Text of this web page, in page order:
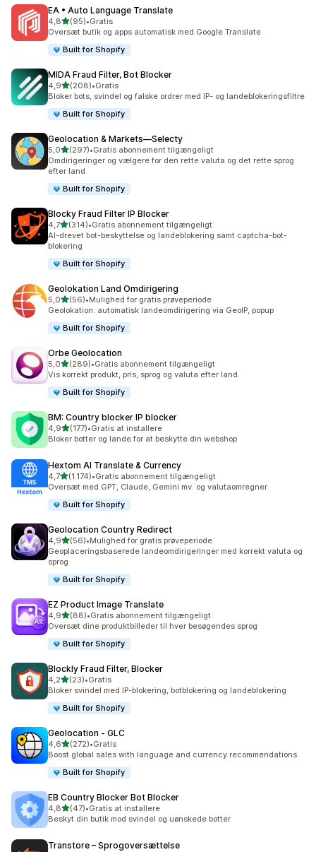
EA • Auto Language Translate
4,8ud af 5 stjerner
(95)
95 anmeldelser i alt
•Gratis
Oversæt butik og apps automatisk med Google Translate
Built for Shopify
MIDA Fraud Filter, Bot Blocker
4,9ud af 5 stjerner
(208)
208 anmeldelser i alt
•Gratis
Bloker bots, svindel og falske ordrer med IP- og landeblokeringsfiltre
Built for Shopify
Geolocation & Markets—Selecty
5,0ud af 5 stjerner
(297)
297 anmeldelser i alt
•Gratis abonnement tilgængeligt
Omdirigeringer og vælgere for den rette valuta og det rette sprog
efter land
Built for Shopify
Blocky Fraud Filter IP Blocker
4,7ud af 5 stjerner
(314)
314 anmeldelser i alt
•Gratis abonnement tilgængeligt
AI-drevet bot-beskyttelse og landeblokering samt captcha-bot-
blokering
Built for Shopify
Geolokation Land Omdirigering
5,0ud af 5 stjerner
(56)
56 anmeldelser i alt
•Mulighed for gratis prøveperiode
Geolokation: automatisk landeomdirigering via GeoIP, popup
Built for Shopify
Orbe Geolocation
5,0ud af 5 stjerner
(289)
289 anmeldelser i alt
•Gratis abonnement tilgængeligt
Vis korrekt produkt, pris, sprog og valuta efter land.
Built for Shopify
BM: Country blocker IP blocker
4,9ud af 5 stjerner
(177)
177 anmeldelser i alt
•Gratis at installere
Bloker botter og lande for at beskytte din webshop
Hextom AI Translate & Currency
4,7ud af 5 stjerner
(1.174)
1174 anmeldelser i alt
•Gratis abonnement tilgængeligt
Oversæt med GPT, Claude, Gemini mv. og valutaomregner
Built for Shopify
Geolocation Country Redirect
4,9ud af 5 stjerner
(56)
56 anmeldelser i alt
•Mulighed for gratis prøveperiode
Geoplaceringsbaserede landeomdirigeringer med korrekt valuta og
sprog
Built for Shopify
EZ Product Image Translate
4,9ud af 5 stjerner
(88)
88 anmeldelser i alt
•Gratis abonnement tilgængeligt
Oversæt dine produktbilleder til hver besøgendes sprog
Built for Shopify
Blockly Fraud Filter, Blocker
4,2ud af 5 stjerner
(23)
23 anmeldelser i alt
•Gratis
Bloker svindel med IP-blokering, botblokering og landeblokering
Built for Shopify
Geolocation ‑ GLC
4,6ud af 5 stjerner
(272)
272 anmeldelser i alt
•Gratis
Boost global sales with language and currency recommendations.
Built for Shopify
EB Country Blocker Bot Blocker
4,8ud af 5 stjerner
(47)
47 anmeldelser i alt
•Gratis at installere
Beskyt din butik mod svindel og uønskede botter
Transtore – Sprogoversættelse